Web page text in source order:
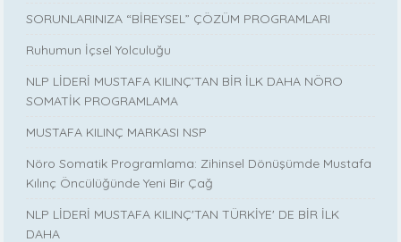
SORUNLARINIZA “BİREYSEL” ÇÖZÜM PROGRAMLARI
Ruhumun İçsel Yolculuğu
NLP LİDERİ MUSTAFA KILINÇ’TAN BİR İLK DAHA NÖRO
SOMATİK PROGRAMLAMA
MUSTAFA KILINÇ MARKASI NSP
Nöro Somatik Programlama: Zihinsel Dönüşümde Mustafa
Kılınç Öncülüğünde Yeni Bir Çağ
NLP LİDERİ MUSTAFA KILINÇ'TAN TÜRKİYE' DE BİR İLK
DAHA